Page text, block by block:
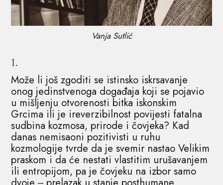
Vanja Sutlić
1.
Može li još zgoditi se istinsko iskrsavanje
onog jedinstvenoga događaja koji se pojavio
u mišljenju otvorenosti bitka iskonskim
Grcima ili je ireverzibilnost povijesti fatalna
sudbina kozmosa, prirode i čovjeka? Kad
danas nemisaoni pozitivisti u ruhu
kozmologije tvrde da je svemir nastao Velikim
praskom i da će nestati vlastitim urušavanjem
ili entropijom, pa je čovjeku na izbor samo